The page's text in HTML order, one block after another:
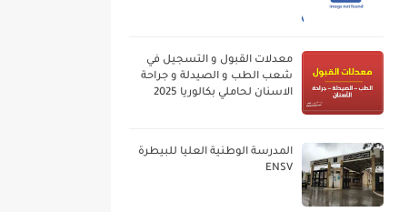
معدلات القبول و التسجيل في
شعب الطب و الصيدلة و جراحة
الاسنان لحاملي بكالوريا 2025
المدرسة الوطنية العليا للبيطرة
ENSV